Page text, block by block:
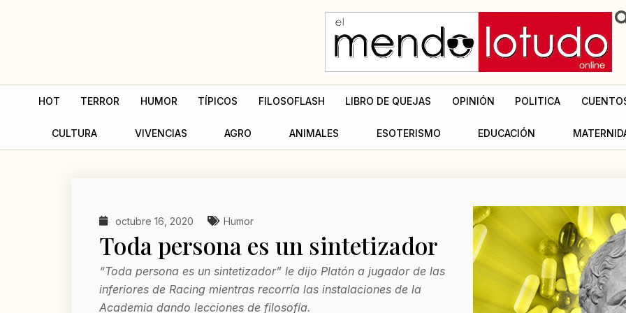
HOT TERROR HUMOR TÍPICOS FILOSOFLASH LIBRO DE QUEJAS OPINIÓN POLITICA
CULTURA VIVENCIAS AGRO ANIMALES ESOTERISMO EDUCACIÓN
octubre 16, 2020 Humor
Toda persona es un sintetizador
“Toda persona es un sintetizador” le dijo Platón a jugador de las
inferiores de Racing mientras recorría las instalaciones de la
Academia dando lecciones de filosofía.